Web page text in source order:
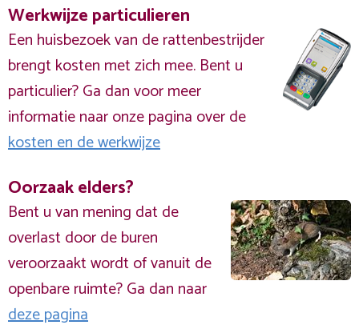
Werkwijze particulieren
Een huisbezoek van de rattenbestrijder
brengt kosten met zich mee. Bent u
particulier? Ga dan voor meer
informatie naar onze pagina over de
kosten en de werkwijze
Oorzaak elders?
Bent u van mening dat de
overlast door de buren
veroorzaakt wordt of vanuit de
openbare ruimte? Ga dan naar
deze pagina